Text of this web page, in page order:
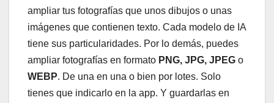
ampliar tus fotografías que unos dibujos o unas
imágenes que contienen texto. Cada modelo de IA
tiene sus particularidades. Por lo demás, puedes
ampliar fotografías en formato PNG, JPG, JPEG o
WEBP. De una en una o bien por lotes. Solo
tienes que indicarlo en la app. Y guardarlas en